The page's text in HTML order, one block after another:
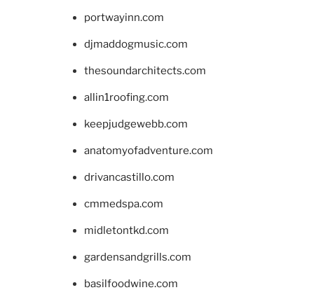
portwayinn.com
djmaddogmusic.com
thesoundarchitects.com
allin1roofing.com
keepjudgewebb.com
anatomyofadventure.com
drivancastillo.com
cmmedspa.com
midletontkd.com
gardensandgrills.com
basilfoodwine.com